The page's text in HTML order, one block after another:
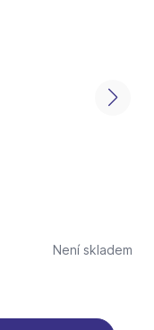
Není skladem